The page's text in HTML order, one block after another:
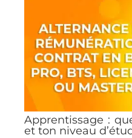
Apprentissage :
et ton niveau